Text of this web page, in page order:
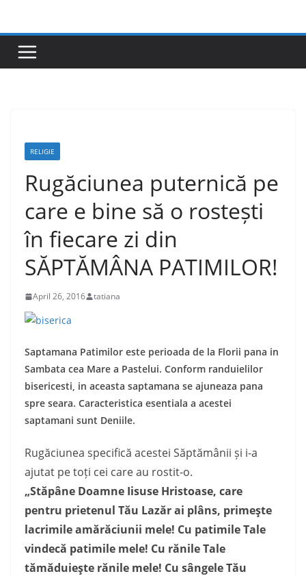
content
RELIGIE
Rugăciunea puternică pe
care e bine să o rostești
în fiecare zi din
SĂPTĂMÂNA PATIMILOR!
April 26, 2016 tatiana
Saptamana Patimilor este perioada de la Florii pana in
Sambata cea Mare a Pastelui. Conform randuielilor
bisericesti, in aceasta saptamana se ajuneaza pana
spre seara. Caracteristica esentiala a acestei
saptamani sunt Deniile.
Rugăciunea specifică acestei Săptămânii și i-a
ajutat pe toți cei care au rostit-o.
„Stăpâne Doamne Iisuse Hristoase, care
pentru prietenul Tău Lazăr ai plâns, primeşte
lacrimile amărăciunii mele! Cu patimile Tale
vindecă patimile mele! Cu rănile Tale
tămăduieşte rănile mele! Cu sângele Tău